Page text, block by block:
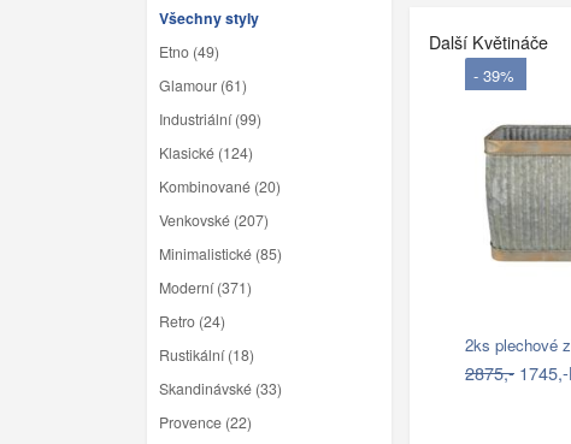
Všechny styly
Etno (49)
Glamour (61)
Industriální (99)
Klasické (124)
Kombinované (20)
Venkovské (207)
Minimalistické (85)
Moderní (371)
Retro (24)
Rustikální (18)
Skandinávské (33)
Provence (22)
Další Květináče
- 39%
2ks plechové
2875,-